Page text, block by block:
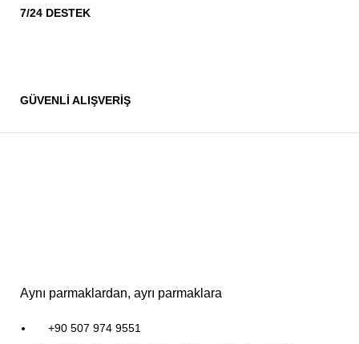
7/24 DESTEK
GÜVENLİ ALIŞVERİŞ
Aynı parmaklardan, ayrı parmaklara
+90 507 974 9551